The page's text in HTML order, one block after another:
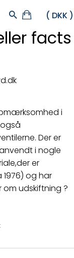
facts
i
Der er
i nogle
er
og har
om udskiftning ?